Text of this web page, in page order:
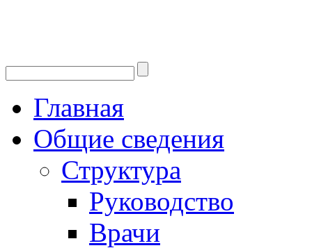
Главная
Общие сведения
Структура
Руководство
Врачи